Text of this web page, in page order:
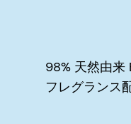
98% 天然由来
フレグランス